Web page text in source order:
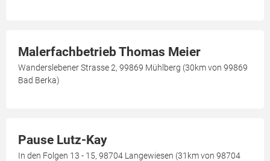
Malerfachbetrieb Thomas Meier
Wanderslebener Strasse 2, 99869 Mühlberg (30km von 99869
Bad Berka)
Pause Lutz-Kay
In den Folgen 13 - 15, 98704 Langewiesen (31km von 98704